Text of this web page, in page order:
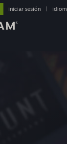
iniciar sesión